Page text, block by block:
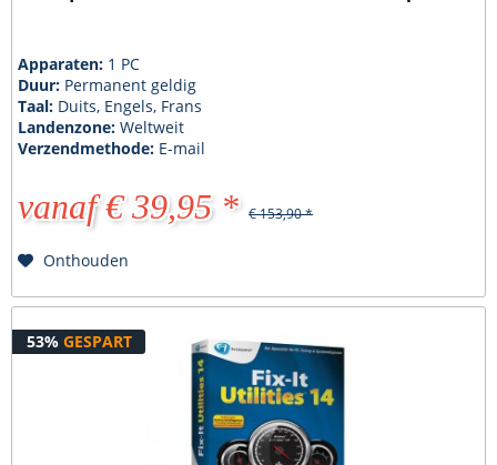
Apparaten: 1 PC
Duur: Permanent geldig
Taal: Duits, Engels, Frans
Landenzone:Weltweit
Verzendmethode: E-mail
vanaf € 39,95 * € 153,90 *
Onthouden
53% GESPART